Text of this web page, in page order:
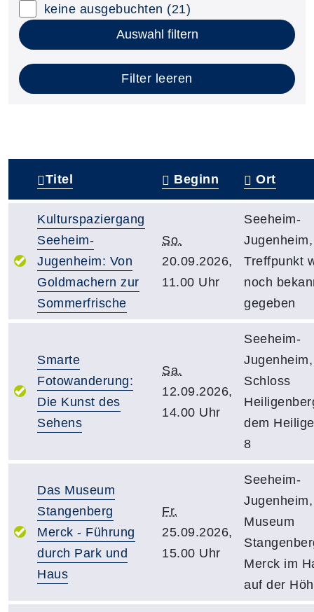
keine ausgebuchten (21)
Auswahl filtern
Filter leeren
Titel Beginn Ort
Kulturspaziergang
Seeheim-
Jugenheim: Von
Goldmachern zur
Sommerfrische
So.
20.09.2026,
11.00 Uhr
Seeheim-
Jugenheim,
Treffpunkt
noch
gegeben
Smarte
Fotowanderung:
Die Kunst des
Sehens
Sa.
12.09.2026,
14.00 Uhr
Seeheim-
Jugenheim,
Schloss
dem
8
Das Museum
Stangenberg
Merck - Führung
durch Park und
Haus
Fr.
25.09.2026,
15.00 Uhr
Seeheim-
Jugenheim,
Museum
Merck im
auf der